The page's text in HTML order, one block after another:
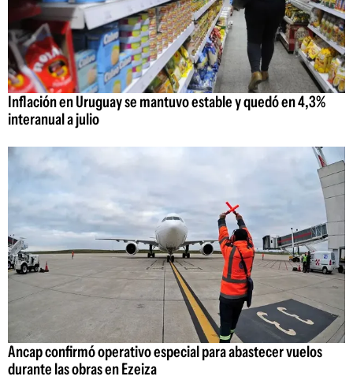
Inflación en Uruguay se mantuvo estable y quedó en 4,3%
interanual a julio
Ancap confirmó operativo especial para abastecer vuelos
durante las obras en Ezeiza